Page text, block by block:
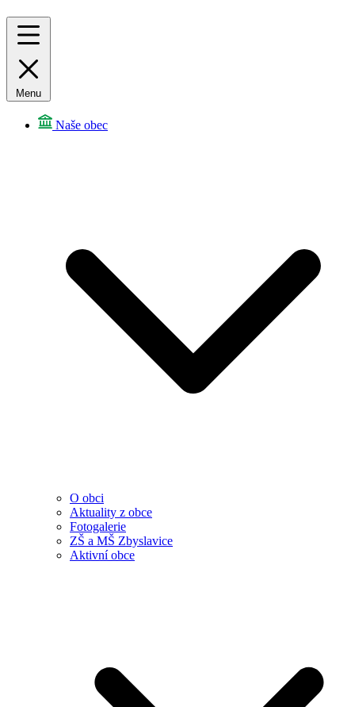
Menu
Naše obec
O obci
Aktuality z obce
Fotogalerie
ZŠ a MŠ Zbyslavice
Aktivní obce